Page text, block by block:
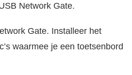
Network Gate.
Gate. Installeer het
waarmee je een toetsenbord